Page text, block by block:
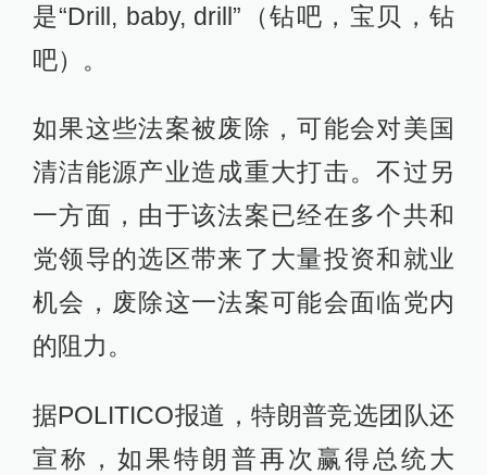
是“Drill, baby, drill”（钻吧，宝贝，钻
吧）。
如果这些法案被废除，可能会对美国
清洁能源产业造成重大打击。不过另
一方面，由于该法案已经在多个共和
党领导的选区带来了大量投资和就业
机会，废除这一法案可能会面临党内
的阻力。
据POLITICO报道，特朗普竞选团队还
宣称，如果特朗普再次赢得总统大